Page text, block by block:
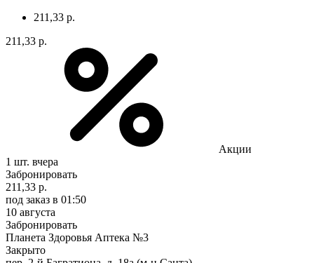
211,33 р.
211,33 р.
Акции
1 шт. вчера
Забронировать
211,33 р.
под заказ в 01:50
10 августа
Забронировать
Планета Здоровья Аптека №3
Закрыто